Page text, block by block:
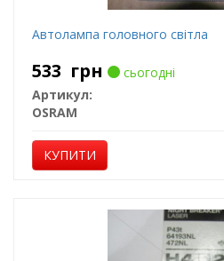
Автолампа головного світла
533 грн
сьогодні
Артикул:
OSRAM
КУПИТИ